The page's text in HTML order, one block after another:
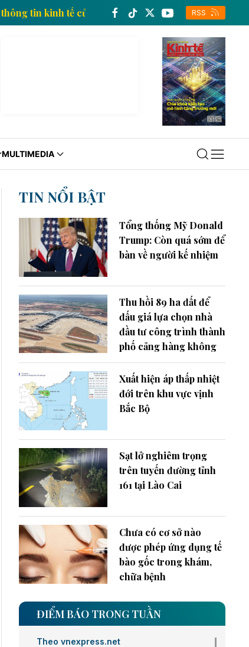
Trang thông tin kinh tế của Thông tấn xã Việt Nam
RSS
MULTIMEDIA
TIN NỔI BẬT
Tổng thống Mỹ Donald
Trump: Còn quá sớm để
bàn về người kế nhiệm
Thu hồi 89 ha đất để
đấu giá lựa chọn nhà
đầu tư công trình thành
phố cảng hàng không
Xuất hiện áp thấp nhiệt
đới trên khu vực vịnh
Bắc Bộ
Sạt lở nghiêm trọng
trên tuyến đường tỉnh
161 tại Lào Cai
Chưa có cơ sở nào
được phép ứng dụng tế
bào gốc trong khám,
chữa bệnh
ĐIỂM BÁO TRONG TUẦN
Theo vnexpress.net